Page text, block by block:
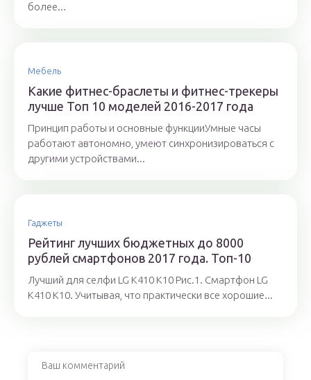
более...
Мебель
Какие фитнес-браслеты и фитнес-трекеры
лучше Топ 10 моделей 2016-2017 года
Принцип работы и основные функцииУмные часы
работают автономно, умеют синхронизироваться с
другими устройствами...
Гаджеты
Рейтинг лучших бюджетных до 8000
рублей смартфонов 2017 года. Топ-10
Лучший для селфи LG K410 K10 Рис.1. Смартфон LG
K410 K10. Учитывая, что практически все хорошие...